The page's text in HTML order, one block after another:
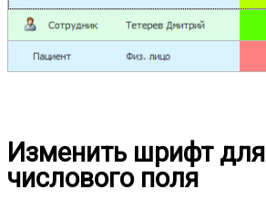
Изменить шрифт для
числового поля